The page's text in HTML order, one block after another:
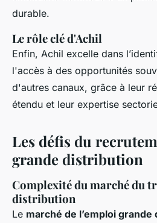
durable.
Le rôle clé d'Achil
Enfin, Achil excelle dans
l'accès à des opportunités
d'autres canaux, grâce à leur
étendu et leur expertise
Les défis du
grande distribution
Complexité du marché du
distribution
Le marché de l’emploi